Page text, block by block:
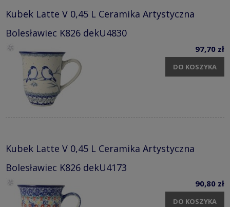
Kubek Latte V 0,45 L Ceramika Artystyczna
Bolesławiec K826 dekU4830
97,70 zł
DO KOSZYKA
Kubek Latte V 0,45 L Ceramika Artystyczna
Bolesławiec K826 dekU4173
90,80 zł
DO KOSZYKA